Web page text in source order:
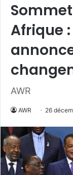
Afrique
AWR
AWR 26